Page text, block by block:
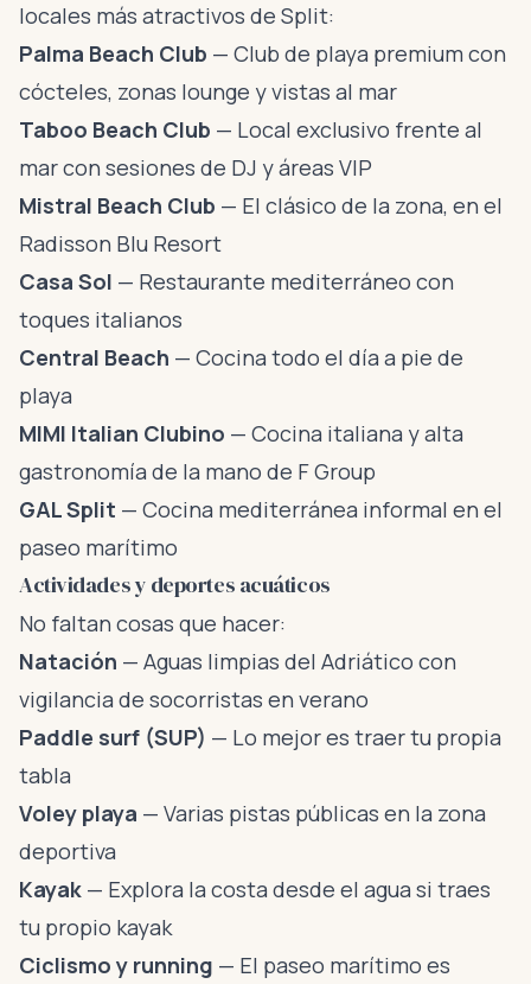
locales más atractivos de Split:
Palma Beach Club — Club de playa premium con
cócteles, zonas lounge y vistas al mar
Taboo Beach Club — Local exclusivo frente al
mar con sesiones de DJ y áreas VIP
Mistral Beach Club — El clásico de la zona, en el
Radisson Blu Resort
Casa Sol — Restaurante mediterráneo con
toques italianos
Central Beach — Cocina todo el día a pie de
playa
MIMI Italian Clubino — Cocina italiana y alta
gastronomía de la mano de F Group
GAL Split — Cocina mediterránea informal en el
paseo marítimo
Actividades y deportes acuáticos
No faltan cosas que hacer:
Natación — Aguas limpias del Adriático con
vigilancia de socorristas en verano
Paddle surf (SUP) — Lo mejor es traer tu propia
tabla
Voley playa — Varias pistas públicas en la zona
deportiva
Kayak — Explora la costa desde el agua si traes
tu propio kayak
Ciclismo y running — El paseo marítimo es